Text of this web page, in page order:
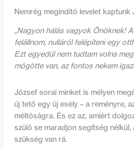
Nemrég megindító levelet kaptunk
„Nagyon hálás vagyok Önöknek!
felállnom, nulláról felépíteni egy
Ezt egyedül nem tudtam volna
mögötte van, az fontos nekem
József sorai minket is mélyen
új tető egy új esély – a reményre,
méltóságra. És ez az, amiért
szülő se maradjon segítség
szükség van rá.